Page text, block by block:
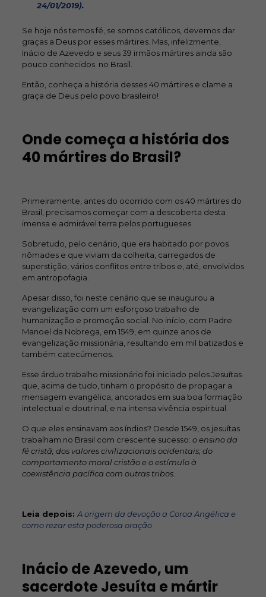
24/01/2019).
Se hoje nós temos fé, se somos católicos, devemos dar
graças a Deus por esses mártires. Mas, infelizmente,
Inácio de Azevedo e seus 39 irmãos mártires ainda são
pouco conhecidos no Brasil.
Então, conheça a história desses 40 mártires e clame a
graça de Deus pelo povo brasileiro!
Onde começa a história dos
40 mártires do Brasil?
Primeiramente, antes do ocorrido com os 40 mártires do
Brasil, precisamos começar com a descoberta desta
imensa e admirável terra pelos portugueses.
Sobretudo, pelo cenário, que era habitado por povos
nômades e que viviam da colheita, carregados de
superstição, vários conflitos entre tribos e, até, envolvidos
em antropofagia.
Apesar disso, foi neste cenário que se inaugurou a
evangelização com um esforçoso trabalho de
humanização e promoção social. No início, com Padre
Manoel da Nobrega, em 1549, em quinze anos de
evangelização missionária, resultando em mil batizados e
também catecúmenos.
Esse árduo trabalho missionário foi iniciado pelos Jesuítas
que, acima de tudo, tinham o propósito de propagar a
mensagem evangélica, ancorados em sua boa formação
intelectual e doutrinal, e na intensa vivência espiritual.
O que eles ensinavam aos índios? Desde 1549, os jesuítas
trabalham no Brasil com crescente sucesso: o ensino da
fé cristã; dos valores civilizacionais ocidentais; do
comportamento moral cristão e o estímulo à
coexistência pacífica com outras tribos.
Leia depois: A origem da devoção a Coroa Angélica e
como rezar esta poderosa oração
Inácio de Azevedo, um
sacerdote Jesuíta e mártir